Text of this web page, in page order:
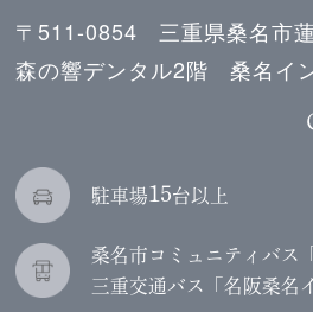
〒511-0854 三重県桑名市
森の響デンタル2階 桑名イ
駐車場15台以上
桑名市コミュニティバス
三重交通バス「名阪桑名